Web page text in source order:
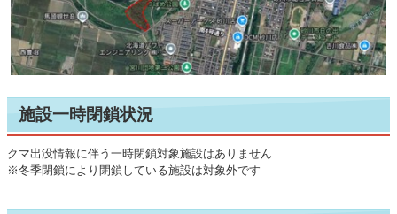
施設一時閉鎖状況
クマ出没情報に伴う一時閉鎖対象施設はありません
※冬季閉鎖により閉鎖している施設は対象外です